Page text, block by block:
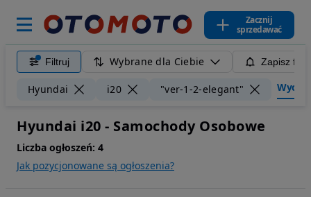
Zacznij
sprzedawać
Filtruj Wybrane dla Ciebie Zapisz
Hyundai i20 "ver-1-2-elegant"
Hyundai i20 - Samochody Osobowe
Liczba ogłoszeń: 4
Jak pozycjonowane są ogłoszenia?